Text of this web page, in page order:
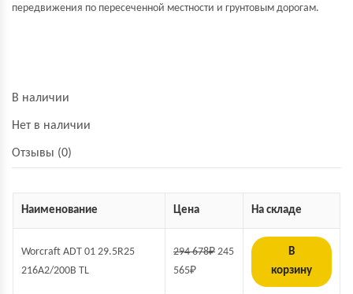
передвижения по пересеченной местности и грунтовым дорогам.
В наличии
Нет в наличии
Отзывы (0)
Наименование Цена На складе
Worсraft ADT 01 29.5R25
216A2/200B TL
294 678₽ 245
565₽
В
корзину